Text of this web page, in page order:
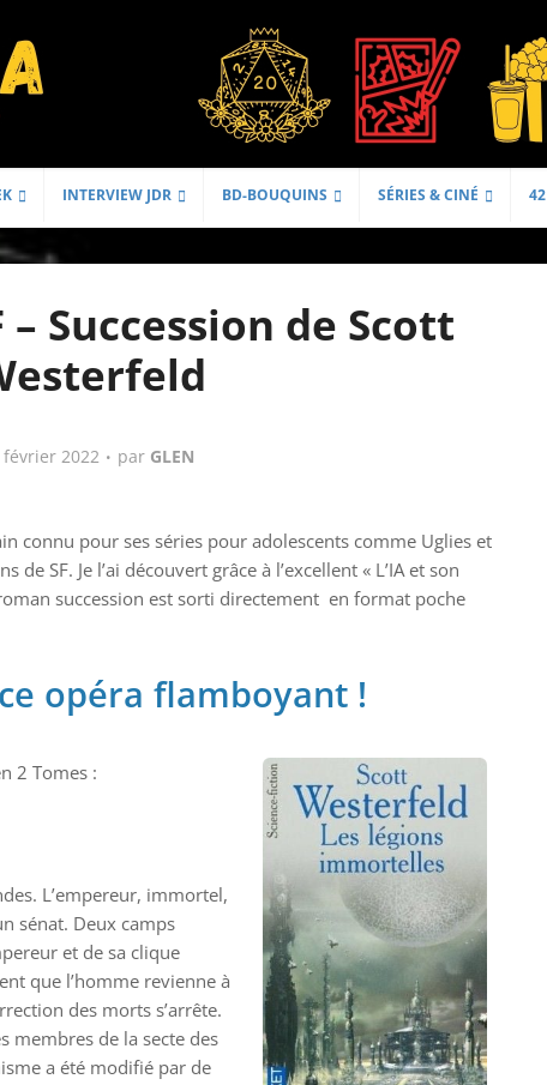
INTERVIEW JDR BD-BOUQUINS SÉRIES & CINÉ 42
Succession de Scott
février 2022 par GLEN
connu pour ses séries pour adolescents comme Uglies et
SF. Je l’ai découvert grâce à l’excellent « L’IA et son
succession est sorti directement en format poche
opéra flamboyant !
2 Tomes :
L’empereur, immortel,
sénat. Deux camps
et de sa clique
que l’homme revienne à
des morts s’arrête.
membres de la secte des
a été modifié par de